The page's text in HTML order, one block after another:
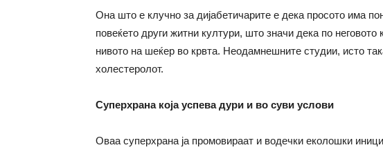
Она што е клучно за дијабетичарите е дека просото има
повеќето други житни култури, што значи дека по
нивото на шеќер во крвта. Неодамнешните студии, исто
холестеролот.
Суперхрана која успева дури и во суви услови
Оваа суперхрана ја промовираат и водечки еколошки